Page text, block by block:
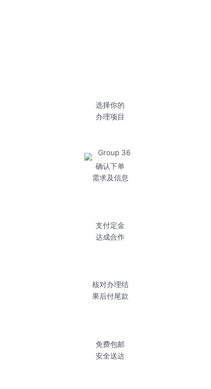
选择你的
办理项目
确认下单
需求及信息
支付定金
达成合作
核对办理结
果后付尾款
免费包邮
安全送达